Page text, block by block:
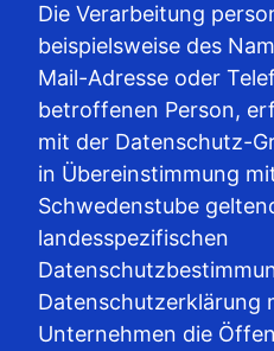
Die Verarbeitung
beispielsweise des
Mail-Adresse oder
betroffenen Person,
mit der Datenschutz-
in Übereinstimmung
Schwedenstube
landesspezifischen
Datenschutzerklärung
Unternehmen die